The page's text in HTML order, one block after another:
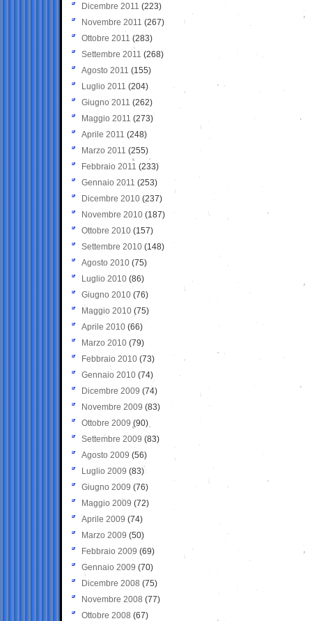
Dicembre 2011 (223)
Novembre 2011 (267)
Ottobre 2011 (283)
Settembre 2011 (268)
Agosto 2011 (155)
Luglio 2011 (204)
Giugno 2011 (262)
Maggio 2011 (273)
Aprile 2011 (248)
Marzo 2011 (255)
Febbraio 2011 (233)
Gennaio 2011 (253)
Dicembre 2010 (237)
Novembre 2010 (187)
Ottobre 2010 (157)
Settembre 2010 (148)
Agosto 2010 (75)
Luglio 2010 (86)
Giugno 2010 (76)
Maggio 2010 (75)
Aprile 2010 (66)
Marzo 2010 (79)
Febbraio 2010 (73)
Gennaio 2010 (74)
Dicembre 2009 (74)
Novembre 2009 (83)
Ottobre 2009 (90)
Settembre 2009 (83)
Agosto 2009 (56)
Luglio 2009 (83)
Giugno 2009 (76)
Maggio 2009 (72)
Aprile 2009 (74)
Marzo 2009 (50)
Febbraio 2009 (69)
Gennaio 2009 (70)
Dicembre 2008 (75)
Novembre 2008 (77)
Ottobre 2008 (67)